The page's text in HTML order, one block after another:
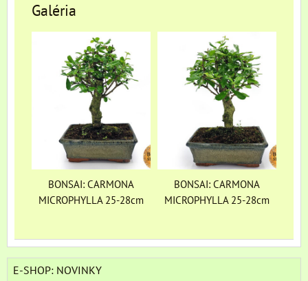
Galéria
BONSAI: CARMONA
MICROPHYLLA 25-28cm
BONSAI: CARMONA
MICROPHYLLA 25-28cm
E-SHOP: NOVINKY